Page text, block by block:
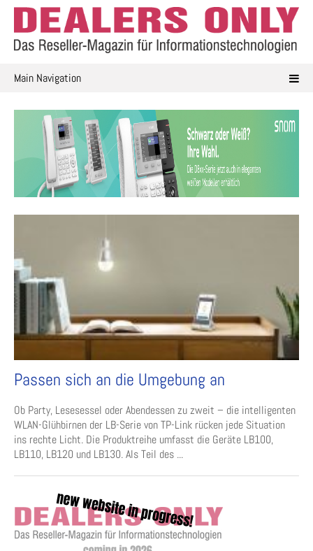
Skip
content
Main Navigation
Passen sich an die Umgebung an
Ob Party, Lesesessel oder Abendessen zu zweit – die intelligenten
WLAN-Glühbirnen der LB-Serie von TP-Link rücken jede Situation
ins rechte Licht. Die Produktreihe umfasst die Geräte LB100,
LB110, LB120 und LB130. Als Teil des ...